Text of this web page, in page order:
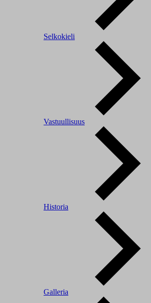
Selkokieli
Vastuullisuus
Historia
Galleria